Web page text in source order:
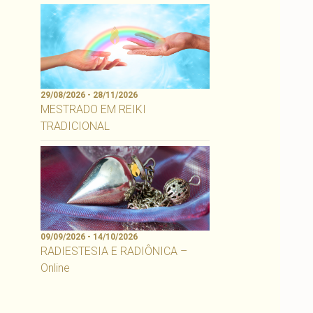
29/08/2026 - 28/11/2026
MESTRADO EM REIKI
TRADICIONAL
09/09/2026 - 14/10/2026
RADIESTESIA E RADIÔNICA –
Online